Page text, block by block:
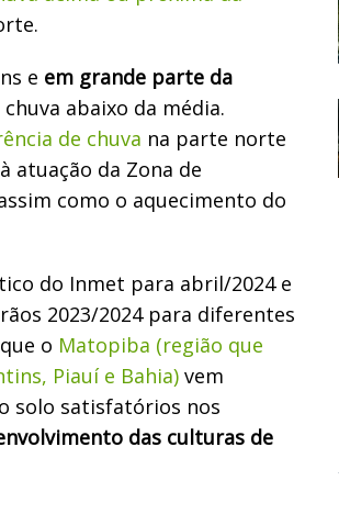
e em grande parte da
abaixo da média.
de chuva na parte norte
atuação da Zona de
como o aquecimento do
do Inmet para abril/2024 e
2023/2024 para diferentes
o Matopiba (região que
Piauí e Bahia) vem
solo satisfatórios nos
das culturas de